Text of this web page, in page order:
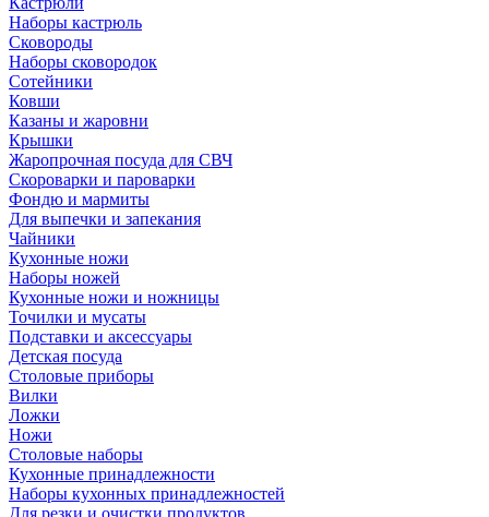
Наборы кастрюль
Сковороды
Наборы сковородок
Сотейники
Ковши
Казаны и жаровни
Крышки
Жаропрочная посуда для СВЧ
Скороварки и пароварки
Фондю и мармиты
Для выпечки и запекания
Чайники
Кухонные ножи
Наборы ножей
Кухонные ножи и ножницы
Точилки и мусаты
Подставки и аксессуары
Детская посуда
Столовые приборы
Вилки
Ложки
Ножи
Столовые наборы
Кухонные принадлежности
Наборы кухонных принадлежностей